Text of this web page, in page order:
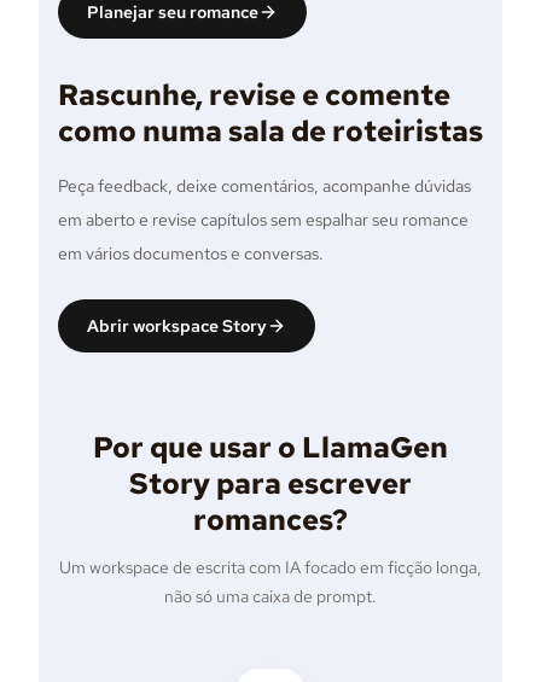
Planejar seu romance
Rascunhe, revise e comente
como numa sala de roteiristas
Peça feedback, deixe comentários, acompanhe dúvidas
em aberto e revise capítulos sem espalhar seu romance
em vários documentos e conversas.
Abrir workspace Story
Por que usar o LlamaGen
Story para escrever
romances?
Um workspace de escrita com IA focado em ficção longa,
não só uma caixa de prompt.